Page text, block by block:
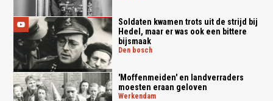
Soldaten kwamen trots uit de strijd bij
Hedel, maar er was ook een bittere
bijsmaak
den bosch
'Moffenmeiden' en landverraders
moesten eraan geloven
werkendam